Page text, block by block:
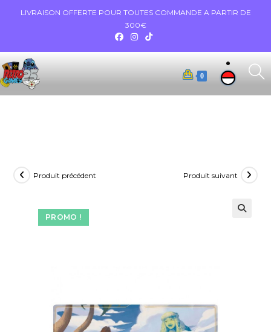
LIVRAISON OFFERTE POUR TOUTES COMMANDE A PARTIR DE
300€
0
PROMO !
Produit précédent Produit suivant